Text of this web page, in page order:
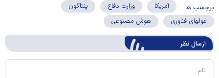
برچسب ها: آمریکا وزارت دفاع
پنتاگون
غولهای فناوری
هوش مصنوعی
ارسال‌ نظر